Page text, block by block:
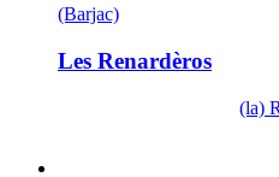
(Barjac)
Les Renardèros
(la)